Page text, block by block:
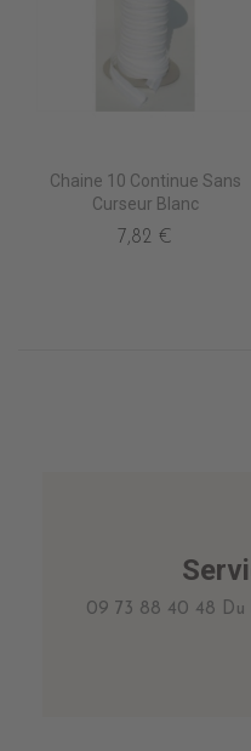
Chaine 10 Continue Sans
Curseur Blanc
7,82 €
09 73 88 40 48 Du